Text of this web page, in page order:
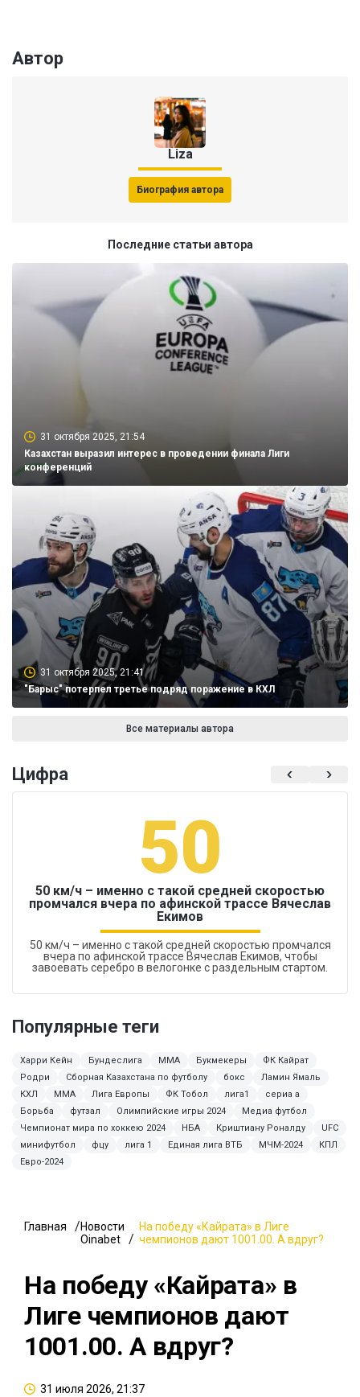
Автор
Liza
Биография автора
Последние статьи автора
31 октября 2025, 21:54
Казахстан выразил интерес в проведении финала Лиги
конференций
31 октября 2025, 21:41
"Барыс" потерпел третье подряд поражение в КХЛ
Все материалы автора
Цифра
50
50 км/ч – именно с такой средней скоростью
промчался вчера по афинской трассе Вячеслав
Екимов
50 км/ч – именно с такой средней скоростью промчался
вчера по афинской трассе Вячеслав Екимов, чтобы
завоевать серебро в велогонке с раздельным стартом.
Популярные теги
Харри Кейн Бундеслига ММА Букмекеры
ФК Кайрат
Родри
Сборная Казахстана по футболу бокс
Ламин Ямаль
КХЛ
MMA Лига Европы ФК Тобол лига1
сериа а
Борьба
футзал Олимпийские игры 2024
Медиа футбол
Чемпионат мира по хоккею 2024
НБА Криштиану Роналду
UFC
минифутбол
фцу лига 1 Единая лига ВТБ МЧМ-2024
КПЛ
Евро-2024
Главная
Новости
Oinabet
На победу «Кайрата» в Лиге
чемпионов дают 1001.00. А вдруг?
На победу «Кайрата» в
Лиге чемпионов дают
1001.00. А вдруг?
31 июля 2026, 21:37